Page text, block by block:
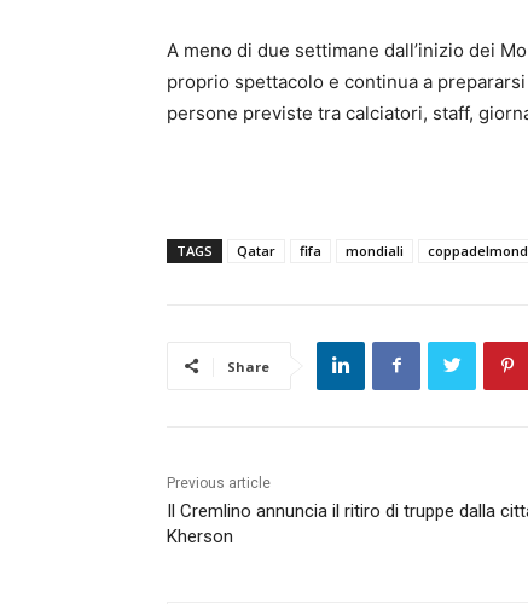
A meno di due settimane dall’inizio dei
proprio spettacolo e continua a
persone previste tra calciatori, staff,
TAGS Qatar fifa mondiali
Share
Previous article
Il Cremlino annuncia il ritiro di truppe dalla
Kherson